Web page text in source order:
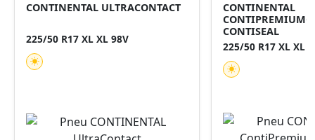
CONTINENTAL ULTRACONTACT
225/50 R17 XL XL 98V
CONTINENTAL
CONTISEAL
225/50 R17 XL XL